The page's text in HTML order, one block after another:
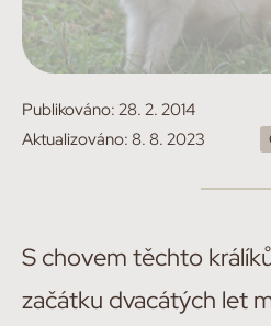
Publikováno: 28. 2. 2014
Aktualizováno: 8. 8. 2023
S chovem těchto
začátku dvacátých let